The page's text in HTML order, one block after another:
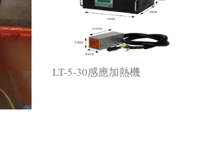
LT-5-30感應加熱機